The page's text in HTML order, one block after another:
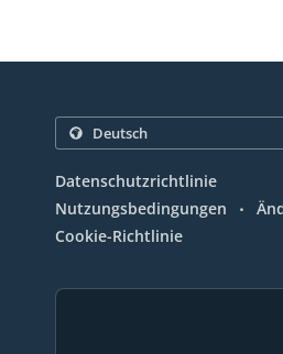
Datenschutzrichtlinie
Nutzungsbedingungen .
Cookie-Richtlinie